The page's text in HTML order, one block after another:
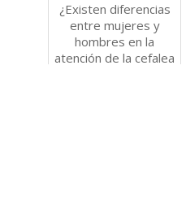
¿Existen diferencias
entre mujeres y
hombres en la
atención de la cefalea